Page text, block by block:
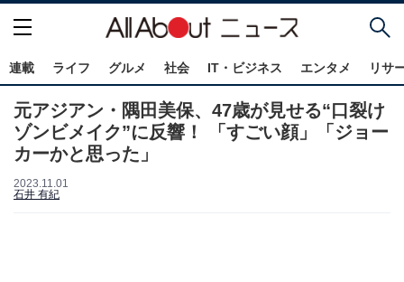
連載 ライフ グルメ 社会 IT・ビジネス エンタメ リサ
元アジアン・隅田美保、47歳が見せる“口裂け
ゾンビメイク”に反響！ 「すごい顔」「ジョー
カーかと思った」
2023.11.01
石井 有紀